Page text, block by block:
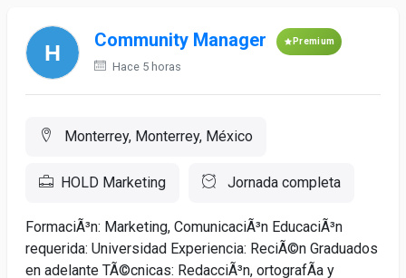
Community Manager Premium
Hace 5 horas
Monterrey, Monterrey, México
HOLD Marketing Jornada completa
FormaciÃ³n: Marketing, ComunicaciÃ³n EducaciÃ³n
requerida: Universidad Experiencia: ReciÃ©n Graduados
en adelante TÃ©cnicas: RedacciÃ³n, ortografÃ­a y